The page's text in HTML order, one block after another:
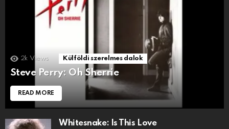
2k Views Külföldi szerelmes dalok
Steve Perry: Oh Sherrie
READ MORE
Whitesnake: Is This Love